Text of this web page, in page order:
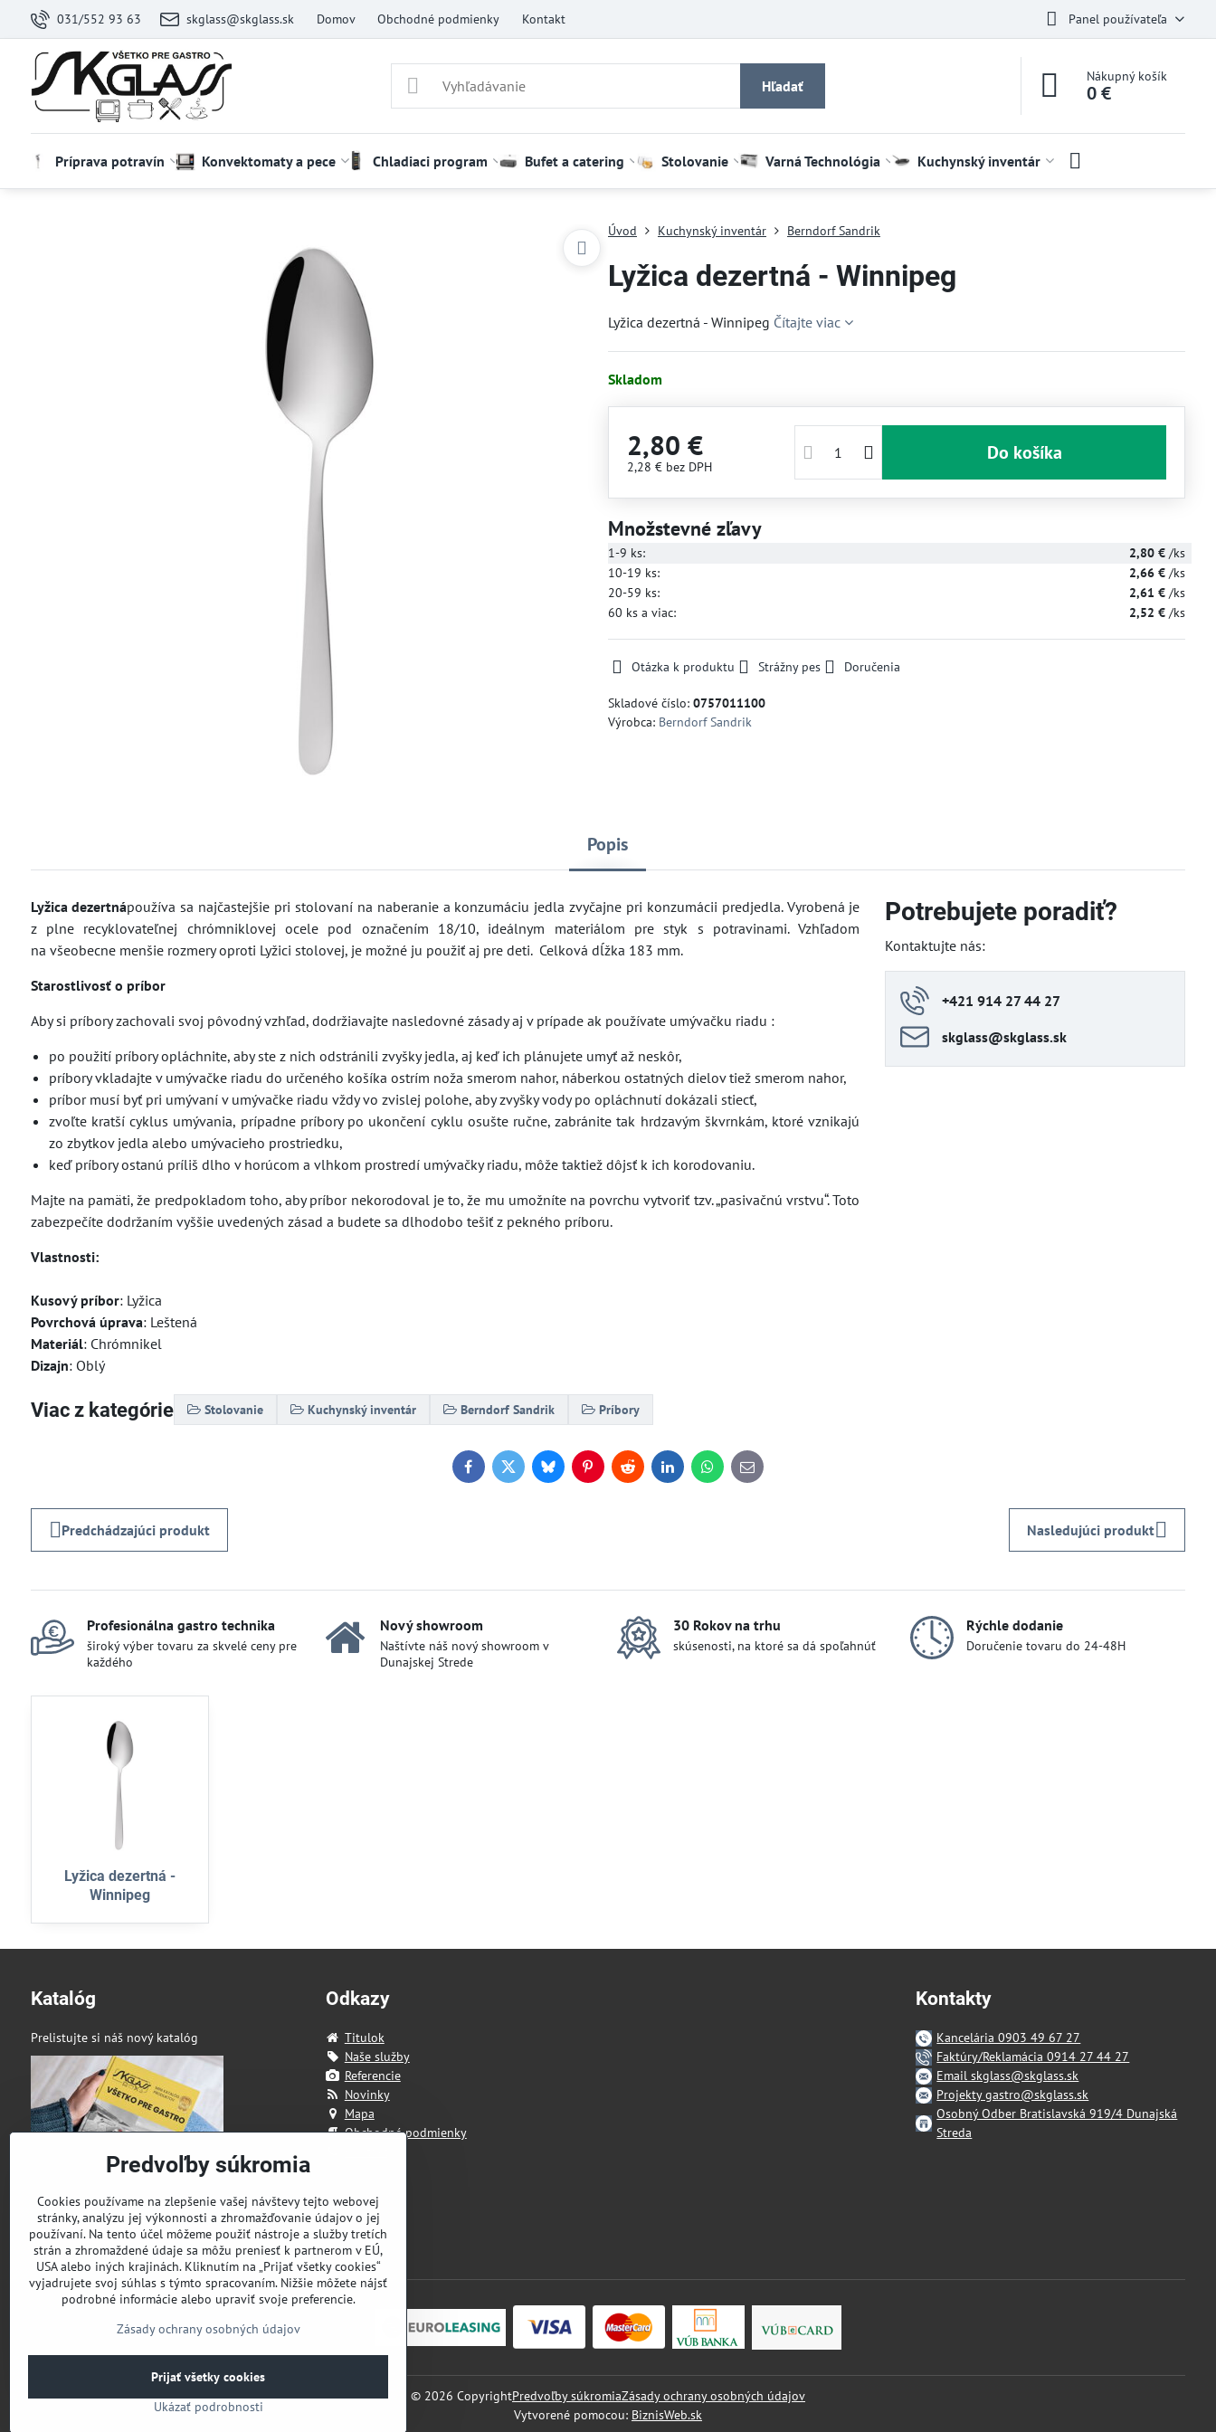
031/552 93 63 skglass@skglass.sk Domov Obchodné podmienky Kontakt Panel používateľa
Hľadať
Nákupný košík
0 €
Príprava potravín Konvektomaty a pece Chladiaci program Bufet a catering Stolovanie Varná Technológia Kuchynský inventár
Úvod Kuchynský inventár Berndorf Sandrik
Lyžica dezertná - Winnipeg
Lyžica dezertná - Winnipeg Čítajte viac
Skladom
2,80 €
2,28 € bez DPH
Do košíka
Množstevné zľavy
1-9 ks: 2,80 € /ks
10-19 ks: 2,66 € /ks
20-59 ks: 2,61 € /ks
60 ksa viac: 2,52 € /ks
Otázka k produktu Strážny pes Doručenia
Skladové číslo: 0757011100
Výrobca: Berndorf Sandrik
Popis
Lyžica dezertnápoužíva sa najčastejšie pri stolovaní na naberanie a konzumáciu jedla zvyčajne pri konzumácii predjedla. Vyrobená je
z plne recyklovateľnej chrómniklovej ocele pod označením 18/10, ideálnym materiálom pre styk s potravinami. Vzhľadom
na všeobecne menšie rozmery oproti Lyžici stolovej, je možné ju použiť aj pre deti. Celková dĺžka 183 mm.
Starostlivosť o príbor
Aby si príbory zachovali svoj pôvodný vzhľad, dodržiavajte nasledovné zásady aj v prípade ak používate umývačku riadu :
po použití príbory opláchnite, aby ste z nich odstránili zvyšky jedla, aj keď ich plánujete umyť až neskôr,
príbory vkladajte v umývačke riadu do určeného košíka ostrím noža smerom nahor, náberkou ostatných dielov tiež smerom nahor,
príbor musí byť pri umývaní v umývačke riadu vždy vo zvislej polohe, aby zvyšky vody po opláchnutí dokázali stiecť,
zvoľte kratší cyklus umývania, prípadne príbory po ukončení cyklu osušte ručne, zabránite tak hrdzavým škvrnkám, ktoré vznikajú
zo zbytkov jedla alebo umývacieho prostriedku,
keď príbory ostanú príliš dlho v horúcom a vlhkom prostredí umývačky riadu, môže taktiež dôjsť k ich korodovaniu.
Majte na pamäti, že predpokladom toho, aby príbor nekorodoval je to, že mu umožníte na povrchu vytvoriť tzv. „pasivačnú vrstvu“. Toto
zabezpečíte dodržaním vyššie uvedených zásad a budete sa dlhodobo tešiť z pekného príboru.
Vlastnosti:
Kusový príbor: Lyžica
Povrchová úprava: Leštená
Materiál: Chrómnikel
Dizajn: Oblý
Viac z kategórie Stolovanie Kuchynský inventár Berndorf Sandrik Príbory
Potrebujete poradiť?
Kontaktujte nás:
+421 914 27 44 27
skglass​@skglass​.sk
FacebookTwitterBlueskyPinterestRedditLinkedInWhatsApp
E-
mail
Predchádzajúci produkt Nasledujúci produkt
Profesionálna gastro technika
široký výber tovaru za skvelé ceny pre
každého
Nový showroom
Naštívte náš nový showroom v
Dunajskej Strede
30 Rokov na trhu
skúsenosti, na ktoré sa dá spoľahnúť
Rýchle dodanie
Doručenie tovaru do 24-48H
Lyžica dezertná -
Winnipeg
Katalóg
Prelistujte si náš nový katalóg
Odkazy
Titulok
Naše služby
Referencie
Novinky
Mapa
Obchodné podmienky
Kontakty
Kancelária 0903 49 67 27
Faktúry/Reklamácia 0914 27 44 27
Email skglass@skglass.sk
Projekty gastro@skglass.sk
Osobný Odber Bratislavská 919/4 Dunajská
Streda
© 2026 CopyrightPredvoľby súkromiaZásady ochrany osobných údajov
Vytvorené pomocou: BiznisWeb.sk
Predvoľby súkromia
Cookies používame na zlepšenie vašej návštevy tejto webovej
stránky, analýzu jej výkonnosti a zhromažďovanie údajov o jej
používaní. Na tento účel môžeme použiť nástroje a služby tretích
strán a zhromaždené údaje sa môžu preniesť k partnerom v EÚ,
USA alebo iných krajinách. Kliknutím na „Prijať všetky cookies“
vyjadrujete svoj súhlas s týmto spracovaním. Nižšie môžete nájsť
podrobné informácie alebo upraviť svoje preferencie.
Zásady ochrany osobných údajov
Ukázať podrobnosti
Prijať všetky cookies